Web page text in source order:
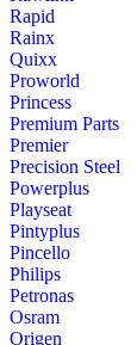
Rapid
Rainx
Quixx
Proworld
Princess
Premium Parts
Premier
Precision Steel
Powerplus
Playseat
Pintyplus
Pincello
Philips
Petronas
Osram
Origen